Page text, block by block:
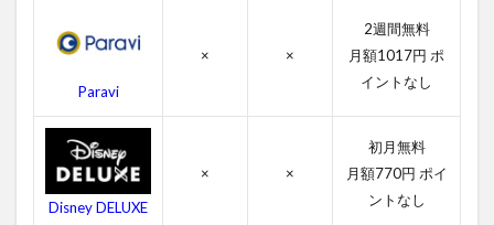
声優
4.3
ーラ
ンド
のス
タッ
フ
Paravi
× ×
2週間無料
月額1017円 ポ
イントなし
Disney DELUXE
× ×
初月無料
月額770円 ポイ
ントなし